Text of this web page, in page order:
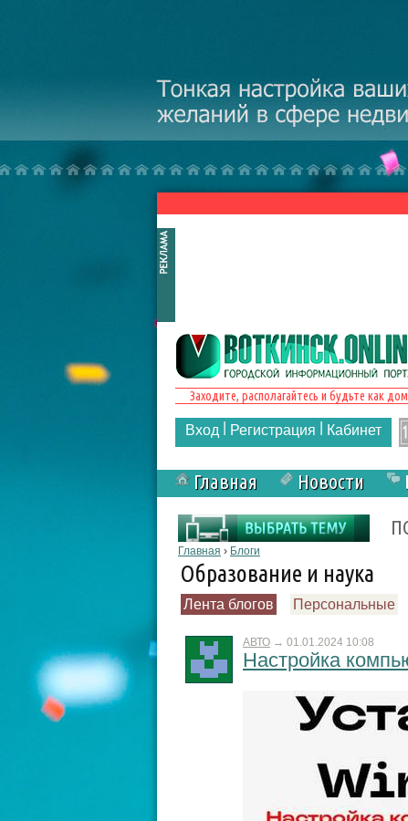
Заходите, располагайтесь и будьте как
Вход Регистрация Кабинет
Главная Новости
Форма поиска
Вы здесь
Главная › Блоги
Образование и наука
Лента блогов Персональные
АВТО → 01.01.2024 10:08
Настройка